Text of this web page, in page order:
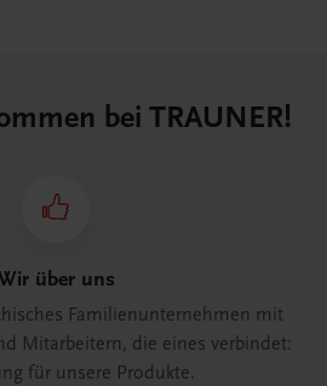
bei TRAUNER!
über uns
Familienunternehmen mit
Mitarbeitern, die eines verbindet:
für unsere Produkte.